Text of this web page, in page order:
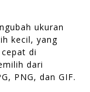
ukuran
kecil, yang
di
dari
PNG, dan GIF.